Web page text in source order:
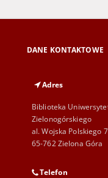
DANE KONTAKTOWE
Adres
Biblioteka
Zielonogórskiego
al. Wojska Polskiego
65-762 Zielona Góra
Telefon